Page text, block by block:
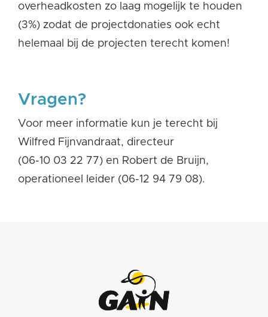
overheadkosten zo laag mogelijk te houden
(3%) zodat de projectdonaties ook echt
helemaal bij de projecten terecht komen!
Vragen?
Voor meer informatie kun je terecht bij
Wilfred Fijnvandraat, directeur
(06-10 03 22 77) en Robert de Bruijn,
operationeel leider (06-12 94 79 08).